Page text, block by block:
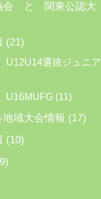
会 と 関東公認大
(21)
選抜ジュニア
(11)
域大会情報 (17)
(10)